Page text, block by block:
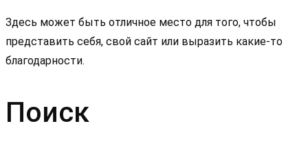
Здесь может быть отличное место для того, чтобы
представить себя, свой сайт или выразить какие-то
благодарности.
Поиск